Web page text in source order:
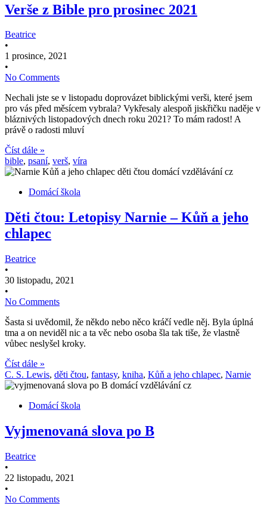
Verše z Bible pro prosinec 2021
Beatrice
•
1 prosince, 2021
•
No Comments
Nechali jste se v listopadu doprovázet biblickými verši, které jsem
pro vás před měsícem vybrala? Vykřesaly alespoň jiskřičku naděje v
bláznivých listopadových dnech roku 2021? To mám radost! A
právě o radosti mluví
Číst dále »
bible, psaní, verš, víra
Domácí škola
Děti čtou: Letopisy Narnie – Kůň a jeho
chlapec
Beatrice
•
30 listopadu, 2021
•
No Comments
Šasta si uvědomil, že někdo nebo něco kráčí vedle něj. Byla úplná
tma a on neviděl nic a ta věc nebo osoba šla tak tiše, že vlastně
vůbec neslyšel kroky.
Číst dále »
C. S. Lewis, děti čtou, fantasy, kniha, Kůň a jeho chlapec, Narnie
Domácí škola
Vyjmenovaná slova po B
Beatrice
•
22 listopadu, 2021
•
No Comments